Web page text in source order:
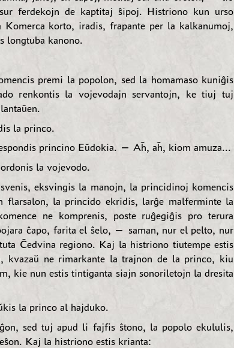
ferdekojn de kaptitaj ŝipoj. Histriono kun urso
Komerca korto, iradis, frapante per la kalkanumoj,
longtuba kanono.
premi la popolon, sed la homamaso kuniĝis
renkontis la vojevodajn servantojn, ke tiuj tuj
la princo.
princino Eŭdokia. — Aĥ, aĥ, kiom amuza...
la vojevodo.
eksvingis la manojn, la princidinoj komencis
flarsalon, la princido ekridis, larĝe malferminte la
ne komprenis, poste ruĝegiĝis pro terura
ĉapo, farita el ŝelo, — saman, nur el pelto, nur
Ĉedvina regiono. Kaj la histriono tiutempe estis
kvazaŭ ne rimarkante la trajnon de la princo, kiu
kie nun estis tintiganta siajn sonoriletojn la dresita
la princo al hajduko.
sed tuj apud li fajfis ŝtono, la popolo ekululis,
Kaj la histriono estis krianta: